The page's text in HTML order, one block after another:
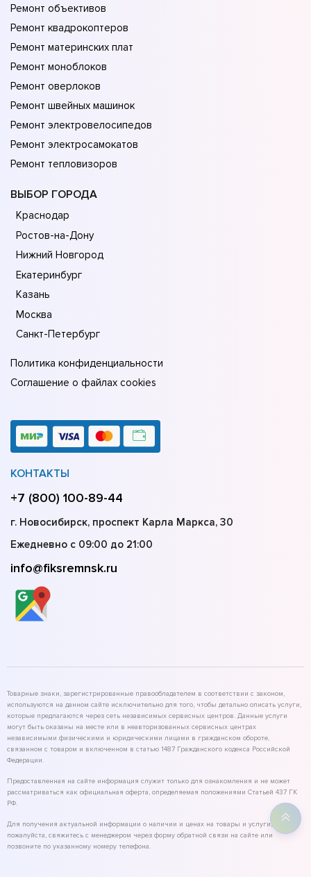
Ремонт объективов
Ремонт квадрокоптеров
Ремонт материнских плат
Ремонт моноблоков
Ремонт оверлоков
Ремонт швейных машинок
Ремонт электровелосипедов
Ремонт электросамокатов
Ремонт тепловизоров
ВЫБОР ГОРОДА
Краснодар
Ростов-на-Дону
Нижний Новгород
Екатеринбург
Казань
Москва
Санкт-Петербург
Политика конфиденциальности
Соглашение о файлах cookies
КОНТАКТЫ
+7 (800) 100-89-44
г. Новосибирск, проспект Карла Маркса, 30
Ежедневно с 09:00 до 21:00
info@fiksremnsk.ru
Товарные знаки, зарегистрированные правообладателем в соответствии с законом,
используются на данном сайте исключительно для того, чтобы детально описать услуги,
которые предлагаются через сеть независимых сервисных центров. Данные услуги
могут быть оказаны на месте или в неавторизованных сервисных центрах
независимыми физическими и юридическими лицами в гражданском обороте,
связанном с товаром и включенном в статью 1487 Гражданского кодекса Российской
Федерации.
Предоставленная на сайте информация служит только для ознакомления и не может
рассматриваться как официальная оферта, определяемая положениями Статьей 437 ГК
РФ.
Для получения актуальной информации о наличии и ценах на товары и услуги,
пожалуйста, свяжитесь с менеджером через форму обратной связи на сайте или
позвоните по указанному номеру телефона.